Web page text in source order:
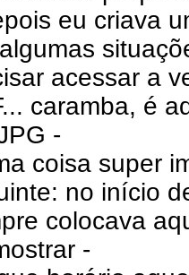
eu criava
acessar a
caramba, é
-
coisa super
no início
colocava
-